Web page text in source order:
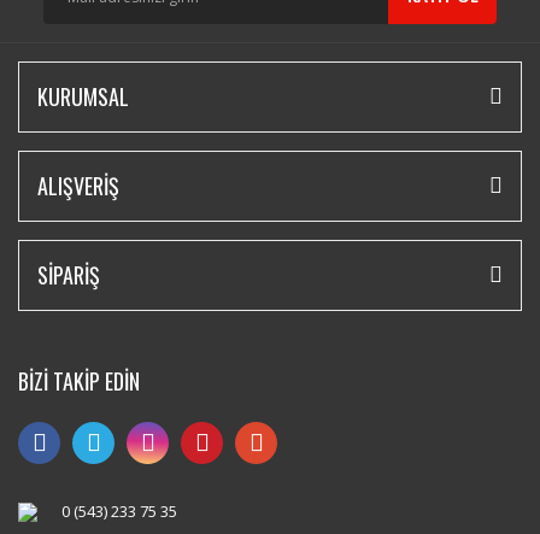
KURUMSAL
ALIŞVERİŞ
SİPARİŞ
BİZİ TAKİP EDİN
0 (543) 233 75 35